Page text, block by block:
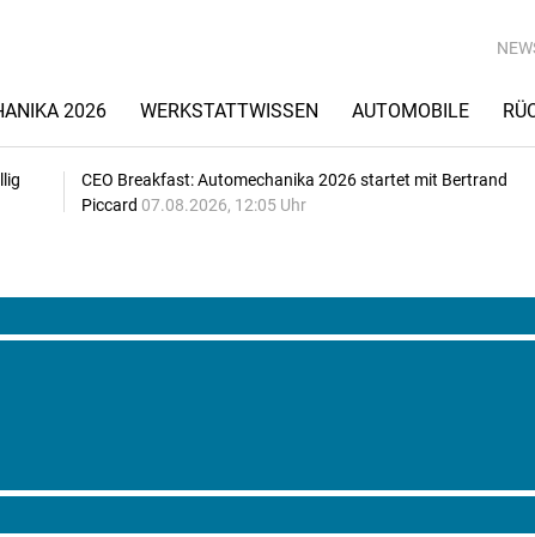
2026 WERKSTATTWISSEN AUTOMOBILE
CEO Breakfast: Automechanika 2026 startet mit Bertrand
Piccard 07.08.2026, 12:05 Uhr